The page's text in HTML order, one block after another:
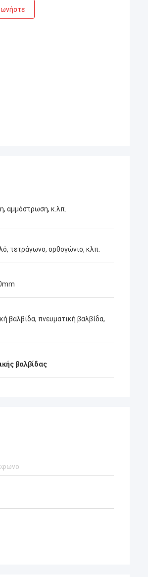
αμμόστρωση, κ.λπ.
τετράγωνο, ορθογώνιο, κλπ.
βαλβίδα, πνευματική βαλβίδα,
βαλβίδας